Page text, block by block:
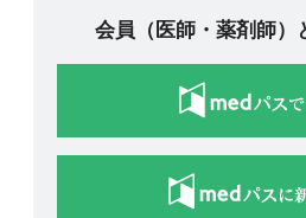
会員（医師・薬剤師）